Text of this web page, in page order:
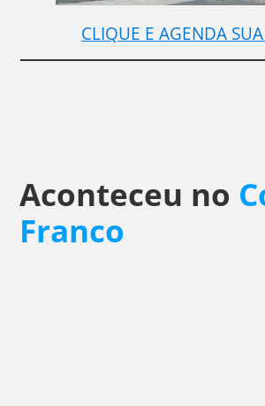
CLIQUE E AGENDA
Aconteceu no
Franco